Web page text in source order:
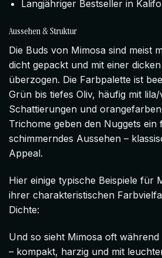
Langjähriger Bestseller in
Aussehen & Struktur
Die Buds von Mimosa sind meist
dicht gepackt und mit einer
überzogen. Die Farbpalette ist
Grün bis tiefes Oliv, häufig mit
Schattierungen und
Trichome geben den Nuggets ein
schimmerndes Aussehen –
Appeal.
Hier einige typische Beispiele für
ihrer charakteristischen
Dichte:
Und so sieht Mimosa oft
– kompakt, harzig und mit